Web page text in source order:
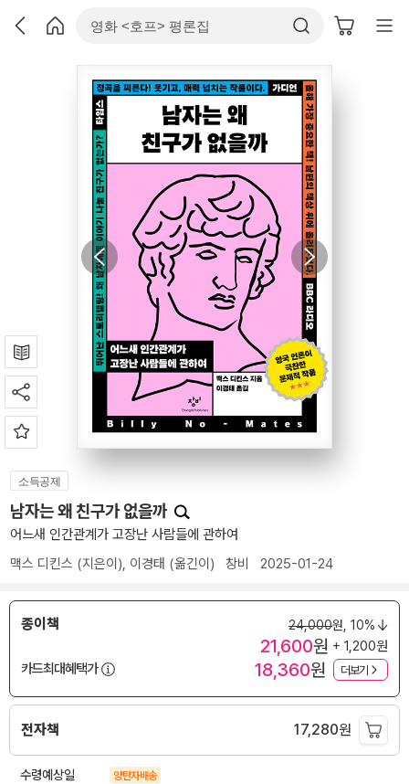
소득공제
남자는 왜 친구가 없을까
어느새 인간관계가 고장난 사람들에 관하여
맥스 디킨스 (지은이), 이경태 (옮긴이) 창비 2025-01-24
종이책 24,000원, 10%
21,600원 + 1,200원
카드최대혜택가
18,360원 더보기
전자책 17,280원
수령예상일 양탄자배송